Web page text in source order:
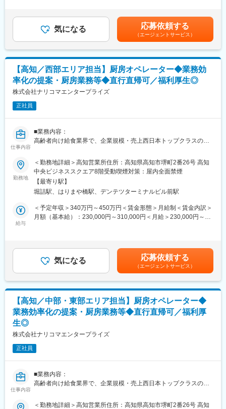
～300万円の追加報酬を設定しています。
医療DX推進を背景に需要が高く、一件あたりの契約単価も高いた
め成果が収入へ直結します。
・中途入社1年目20代／年収580万円（未経験者）
・中途入社2年目20代／年収760万円（未経験者）
・中途入社5年目30代／年収1,100万円
・中途入社8年目30代／年収1,500万円
■会社概要
・電子カルテ、AI音声認識、訪問歯科支援まで、歯科DXを総合的
に支援。
・「治療から予防へ」「外来から訪問へ」という業界変革の追い
風を受け、主力製品『AI・音声Hiクラテス』の全国展開を加速し
変更の範囲：会社の定める業務
域を変えてのPJT打診も可能です。また、無期雇用派遣となるた
め、ＰＪＴの期間外もベース給与は保証いたします。
■当社で働く魅力
（1）最大限希望を考慮します
全国50地域以上のPJTからご提案し、なるべくご希望の勤務地に
アサインが可能です。また、次の契約での再配属の際の地域もし
っかり考慮いたします。これは小規模ならではの社内バッティン
グの少なさも大きく影響しています。
ウハウの蓄積から、メーカーさんへ転籍の可能性があるPJTも紹
介可能、また過去には、10年ほどブランクのある50代の方のご支
（3）長期就業／キャリア形成が可能
弊社所属のMRはシニア（50代）がボリュームゾーン。プロジェ
クト終了後も責任をもって再配属先を探します。また、過去営業
成績の優秀な方ではメーカー登用の実績もあります。
■企業の特徴
同社は国内最大級のヘルステック企業のグループ会社で、安定し
ーズの活気あふれる環境で、キャリアアップを目指せる魅力的な
職場です。
また、グループ間でのキャリア開発も可能です。MR以外の他職種
変更の範囲：会社の定める業務
円（12分割）（一律手当を含む）＜昇給有無＞有＜残業手当＞有
＜給与補足＞※面接を通して、ご経験やスキルにより当社規定に基
づき決定いたします。■昇給、インセンティブあり■モデル年収：
20代650万、40代後半850万賃金はあくまでも目安の金額であ
り、選考を通じて上下する可能性があります。月給(月額)は固定手
当を含めた表記です。
気になる 応募依頼する
（エージェントサービス）
【高知／西部エリア担当】厨房オペレーター◆業務効
率化の提案・厨房業務等◆直行直帰可／福利厚生◎
株式会社ナリコマエンタープライズ
正社員
仕事内容
■業務内容：
高齢者向け給食業界で、企業規模・売上西日本トップクラスの当
だける方を募集いたします。
■具体的には：
＜厨房業務全般＞
・当社クックチル商品の取扱い
・施設の厨房での盛り付け・配膳・再加熱処理
・洗浄 など
既存施設のお客様に定期訪問するアドバイザーと同行し、業務整
理の提案や厨房視察などを行い、業務効率化の提案／セミナーや
既存顧客から要請があれば、派遣業務で厨房に入って業務をして
いただきます。
西部エリア（四万十市、足摺方面）をお任せします。
役職関係なく、気兼ねなく相談できる雰囲気です。
◇1年後：派遣や支援を通して、アドバイザーと一緒に業務整理で
勤務地
＜勤務地詳細＞高知営業所住所：高知県高知市堺町2番26号 高知
中央ビジネススクエア8階受動喫煙対策：屋内全面禁煙
【最寄り駅】
堀詰駅、はりまや橋駅、デンテツターミナルビル前駅
給与
＜予定年収＞340万円～450万円＜賃金形態＞月給制＜賃金内訳＞
月額（基本給）：230,000円～310,000円＜月給＞230,000円～
程度／年）■報奨金：年2回（6月・12月）※半期ごとの会社利益を
原資に個人業績に応じて配分賃金はあくまでも目安の金額であ
り、選考を通じて上下する可能性があります。月給(月額)は固定手
当を含めた表記です。
気になる 応募依頼する
（エージェントサービス）
【高知／中部・東部エリア担当】厨房オペレーター◆
業務効率化の提案・厨房業務等◆直行直帰可／福利厚
生◎
株式会社ナリコマエンタープライズ
正社員
仕事内容
■業務内容：
高齢者向け給食業界で、企業規模・売上西日本トップクラスの当
だける方を募集いたします。
＜勤務地詳細＞高知営業所住所：高知県高知市堺町2番26号 高知